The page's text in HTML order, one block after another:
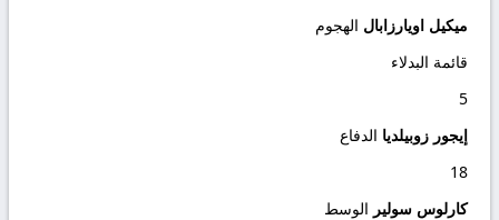
ميكيل اويارزابال الهجوم
قائمة البدلاء
5
إيجور زوبيلديا الدفاع
18
كارلوس سولير الوسط